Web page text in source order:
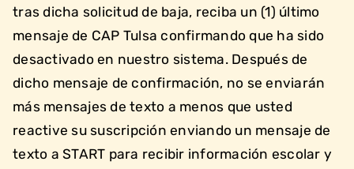
tras dicha solicitud de baja, reciba un (1) último
mensaje de CAP Tulsa confirmando que ha sido
desactivado en nuestro sistema. Después de
dicho mensaje de confirmación, no se enviarán
más mensajes de texto a menos que usted
reactive su suscripción enviando un mensaje de
texto a START para recibir información escolar y